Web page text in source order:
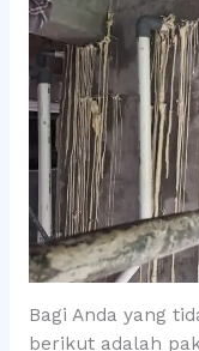
Bagi Anda yang
berikut adalah